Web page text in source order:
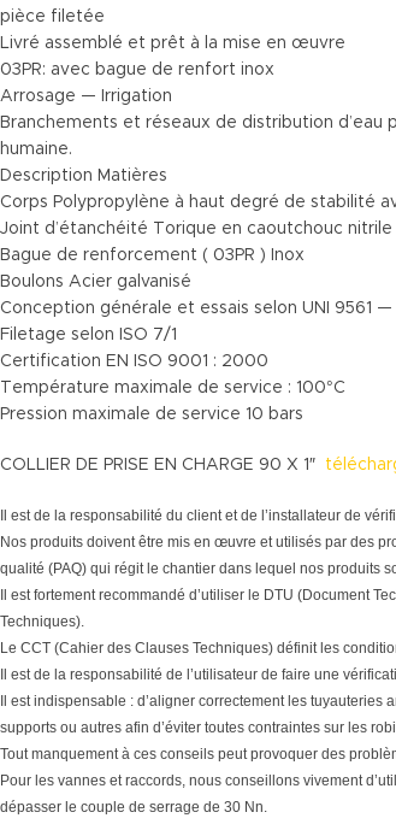
pièce filetée
Livré assemblé et prêt à la mise en œuvre
03PR: avec bague de renfort inox
Arrosage — Irrigation
Branchements et réseaux de distribution
humaine.
Description Matières
Corps Polypropylène à haut degré de stabilité
Joint d’étanchéité Torique en caoutchouc nitrile
Bague de renforcement ( 03PR ) Inox
Boulons Acier galvanisé
Conception générale et essais selon UNI 9561
Filetage selon ISO 7/1
Certification EN ISO 9001 : 2000
Température maximale de service : 100°C
Pression maximale de service 10 bars
COLLIER DE PRISE EN CHARGE 90 X 1″
Il est de la responsabilité du client et de l’installateur de
Nos produits doivent être mis en œuvre et utilisés par des
qualité (PAQ) qui régit le chantier dans lequel nos produits
Il est fortement recommandé d’utiliser le DTU (Document
Techniques).
Le CCT (Cahier des Clauses Techniques) définit les
Il est de la responsabilité de l’utilisateur de faire une
Il est indispensable : d’aligner correctement les
supports ou autres afin d’éviter toutes contraintes sur les
Tout manquement à ces conseils peut provoquer des
Pour les vannes et raccords, nous conseillons vivement
dépasser le couple de serrage de 30 Nn.